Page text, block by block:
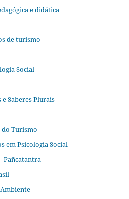
e didática
de turismo
Social
e Saberes Plurais
do Turismo
em Psicologia Social
Pañcatantra